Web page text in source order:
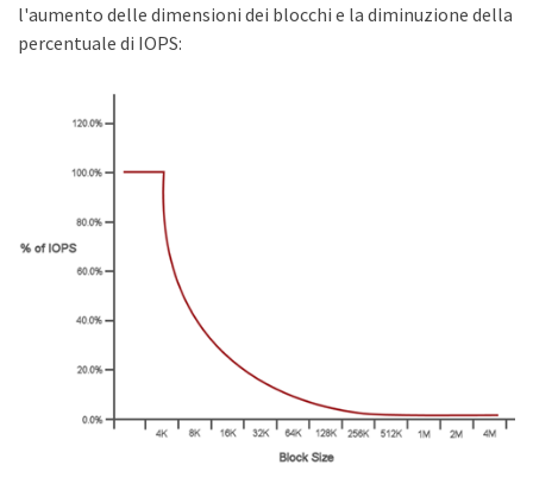
l'aumento delle dimensioni dei blocchi e la diminuzione della
percentuale di IOPS: